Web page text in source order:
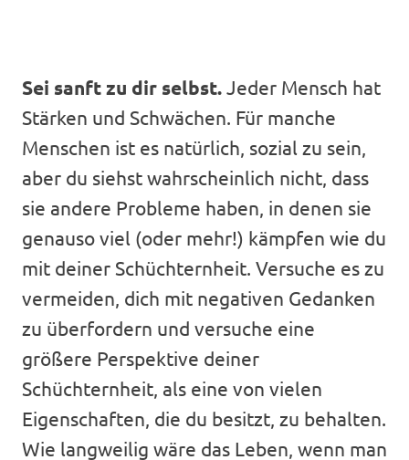
Sei sanft zu dir selbst.Jeder Mensch hat
Stärken und Schwächen. Für manche
Menschen ist es natürlich, sozial zu sein,
aber du siehst wahrscheinlich nicht, dass
sie andere Probleme haben, in denen sie
genauso viel (oder mehr!) kämpfen wie du
mit deiner Schüchternheit. Versuche es zu
vermeiden, dich mit negativen Gedanken
zu überfordern und versuche eine
größere Perspektive deiner
Schüchternheit, als eine von vielen
Eigenschaften, die du besitzt, zu behalten.
Wie langweilig wäre das Leben, wenn man